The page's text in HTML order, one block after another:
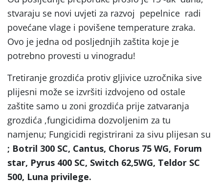
stvaraju se novi uvjeti za razvoj pepelnice radi
povećane vlage i povišene temperature zraka.
Ovo je jedna od posljednjih zaštita koje je
potrebno provesti u vinogradu!
Tretiranje grozdića protiv gljivice uzročnika sive
plijesni može se izvršiti izdvojeno od ostale
zaštite samo u zoni grozdića prije zatvaranja
grozdića ,fungicidima dozvoljenim za tu
namjenu; Fungicidi registrirani za sivu plijesan su
; Botril 300 SC, Cantus, Chorus 75 WG, Forum
star, Pyrus 400 SC, Switch 62,5WG, Teldor SC
500, Luna privilege.